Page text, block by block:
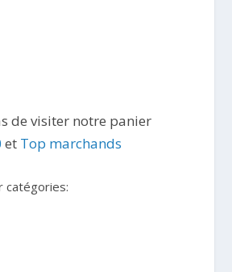
de visiter notre panier
et Top marchands
catégories: